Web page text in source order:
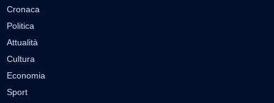
Cronaca
Politica
Attualità
Cultura
Economia
Sport